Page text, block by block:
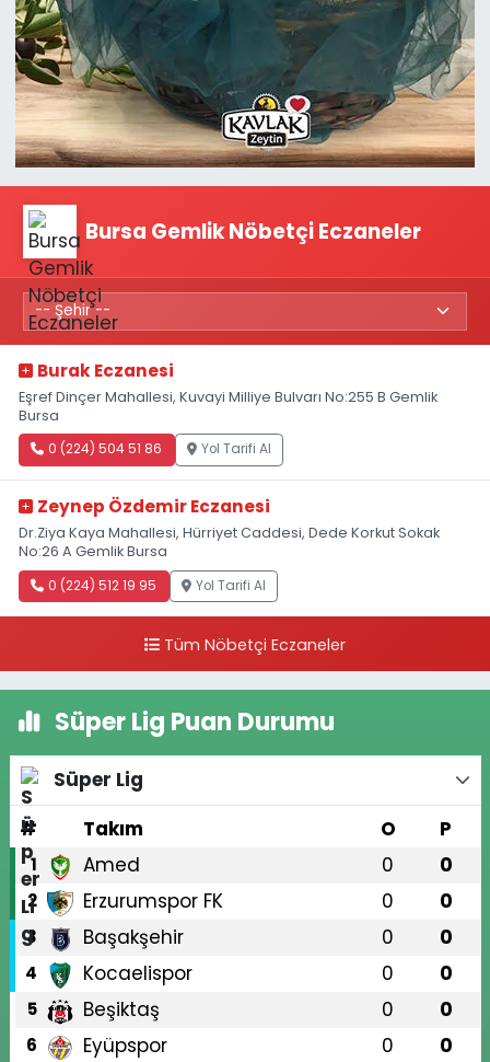
Bursa Gemlik Nöbetçi Eczaneler
Burak Eczanesi
Eşref Dinçer Mahallesi, Kuvayi Milliye Bulvarı No:255 B Gemlik
Bursa
0 (224) 504 51 86 Yol Tarifi Al
Zeynep Özdemir Eczanesi
Dr.Ziya Kaya Mahallesi, Hürriyet Caddesi, Dede Korkut Sokak
No:26 A Gemlik Bursa
0 (224) 512 19 95 Yol Tarifi Al
Tüm Nöbetçi Eczaneler
Süper Lig Puan Durumu
Süper Lig
#
Takım O P
1 Amed 0 0
2 Erzurumspor FK 0 0
3 Başakşehir 0 0
4 Kocaelispor 0 0
5 Beşiktaş 0 0
6 Eyüpspor 0 0